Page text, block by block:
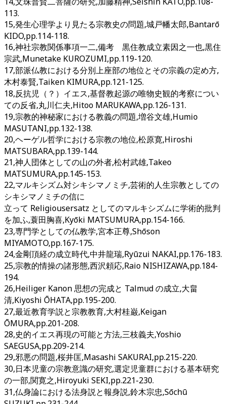
113.
15,発生心理学より見たる宗教史の問題,城戸幡太郎,Bantarō
KIDO,pp.114-118.
16,神社宗教関係事項一二,備考 黒住教成立素因之一也,黒住
宗武,Munetake KUROZUMI,pp.119-120.
17,部派仏教における分別上座部の地位とその宗義の定め方,
木村泰賢,Taiken KIMURA,pp.121-125.
18,反抗児（？）イエス,基督教起源の唯物史観的考察につい
ての反省,丸川仁夫,Hitoo MARUKAWA,pp.126-131.
19,宗教的神秘家における教義の問題,増谷文雄,Humio
MASUTANI,pp.132-138.
20,ヘーゲル哲学における宗教の地位,松原寛,Hiroshi
MATSUBARA,pp.139-144.
21,神人団体としての山の外者,松村武雄,Takeo
MATSUMURA,pp.145-153.
22,マルキシズム対シキシマノミチ,芸術的人生宗教としての
シキシマノミチの信に
立って Religiousersatz としてのマルキシズムに学術的批判
を加ふ,蓑田胸喜,Kyōki MATSUMURA,pp.154-166.
23,専門学としての仏教学,宮本正尊,Shōson
MIYAMOTO,pp.167-175.
24,金剛頂経の成立時代,中井龍瑞,Ryūzui NAKAI,pp.176-183.
25,宗教的情操の諸形態,西沢頼応,Raio NISHIZAWA,pp.184-
194.
26,Heiliger Kanon 思想の完成と Talmud の成立,大畠
清,Kiyoshi ŌHATA,pp.195-200.
27,最近教育学説と宗教教育,大村桂巌,Keigan
ŌMURA,pp.201-208.
28,史的イエス再現の可能と方法,三枝義夫,Yoshio
SAEGUSA,pp.209-214.
29,邪悪の問題,桜井匡,Masashi SAKURAI,pp.215-220.
30,日本児童の宗教意識の研究,選定児童群における基本研究
の一部,関寛之,Hiroyuki SEKI,pp.221-230.
31,仏身論における法身説と報身説,鈴木宗忠,Sōchū